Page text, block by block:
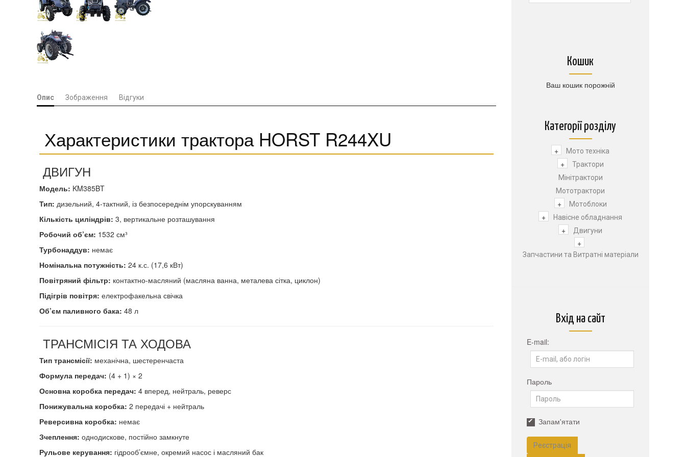
Опис Зображення Відгуки
Характеристики трактора HORST R244XU
ДВИГУН
Модель: KM385BT
Тип: дизельний, 4-тактний, із безпосереднім упорскуванням
Кількість циліндрів: 3, вертикальне розташування
Робочий об’єм: 1532 см³
Турбонаддув: немає
Номінальна потужність: 24 к.с. (17,6 кВт)
Повітряний фільтр: контактно-масляний (масляна ванна, металева сітка, циклон)
Підігрів повітря: електрофакельна свічка
Об’єм паливного бака: 48 л
ТРАНСМІСІЯ ТА ХОДОВА
Тип трансмісії: механічна, шестеренчаста
Формула передач: (4 + 1) × 2
Основна коробка передач: 4 вперед, нейтраль, реверс
Понижувальна коробка: 2 передачі + нейтраль
Реверсивна коробка: немає
Зчеплення: однодискове, постійно замкнуте
Рульове керування: гідрооб’ємне, окремий насос і масляний бак
Кошик
Ваш кошик порожній
Категорії розділу
+ Мото техніка
+
Трактори
Мінітрактори
Мототрактори
+ Мотоблоки
+ Навісне обладнання
+ Двигуни
+
Запчастини та Витратні матеріали
Вхід на сайт
E-mail:
Пароль
Запам'ятати
Реєстрація